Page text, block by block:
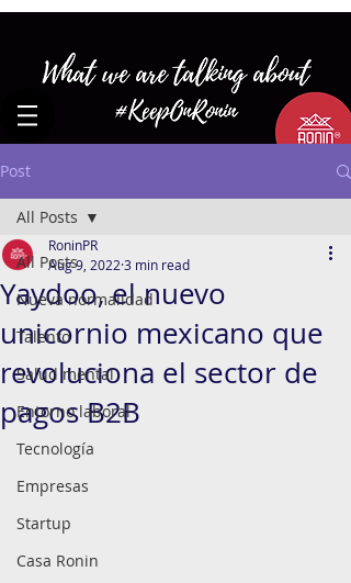
Post
All Posts
Nueva normalidad
Talento
Salud mental
Entorno laboral
Tecnología
Empresas
Startup
Casa Ronin
All Posts
Yaydoo, el nuevo
unicornio mexicano que
revoluciona el sector de
pagos B2B
RoninPR
Aug 9, 2022 3 min read